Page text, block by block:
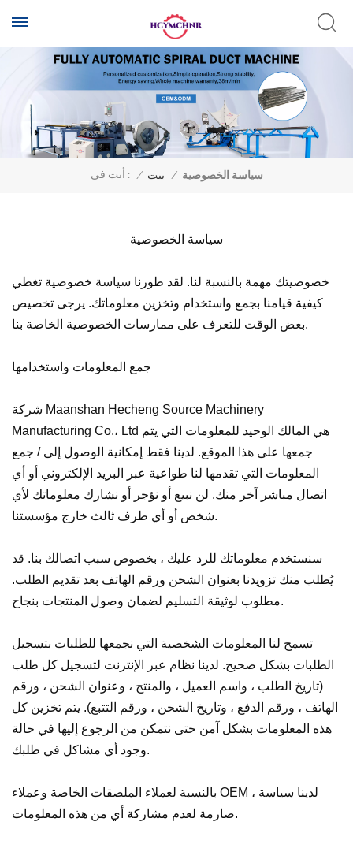
أنت في : / بيت / سياسة الخصوصية
سياسة الخصوصية
خصوصيتك مهمة بالنسبة لنا. لقد طورنا سياسة خصوصية تغطي
كيفية قيامنا بجمع واستخدام وتخزين معلوماتك. يرجى تخصيص
بعض الوقت للتعرف على ممارسات الخصوصية الخاصة بنا.
جمع المعلومات واستخدامها
شركة Maanshan Hecheng Source Machinery
Manufacturing Co.، Ltd هي المالك الوحيد للمعلومات التي يتم
جمعها على هذا الموقع. لدينا فقط إمكانية الوصول إلى / جمع
المعلومات التي تقدمها لنا طواعية عبر البريد الإلكتروني أو أي
اتصال مباشر آخر منك. لن نبيع أو نؤجر أو نشارك معلوماتك لأي
شخص أو أي طرف ثالث خارج مؤسستنا.
سنستخدم معلوماتك للرد عليك ، بخصوص سبب اتصالك بنا. قد
يُطلب منك تزويدنا بعنوان الشحن ورقم الهاتف بعد تقديم الطلب.
مطلوب لوثيقة التسليم لضمان وصول المنتجات بنجاح.
تسمح لنا المعلومات الشخصية التي نجمعها للطلبات بتسجيل
الطلبات بشكل صحيح. لدينا نظام عبر الإنترنت لتسجيل كل طلب
(تاريخ الطلب ، واسم العميل ، والمنتج ، وعنوان الشحن ، ورقم
الهاتف ، ورقم الدفع ، وتاريخ الشحن ، ورقم التتبع). يتم تخزين كل
هذه المعلومات بشكل آمن حتى نتمكن من الرجوع إليها في حالة
وجود أي مشاكل في طلبك.
بالنسبة لعملاء الملصقات الخاصة وعملاء OEM ، لدينا سياسة
صارمة لعدم مشاركة أي من هذه المعلومات.